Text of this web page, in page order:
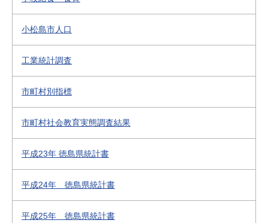
小松島市人口
工業統計調査
市町村別指標
市町村社会教育実態調査結果
平成23年 徳島県統計書
平成24年 徳島県統計書
平成25年 徳島県統計書